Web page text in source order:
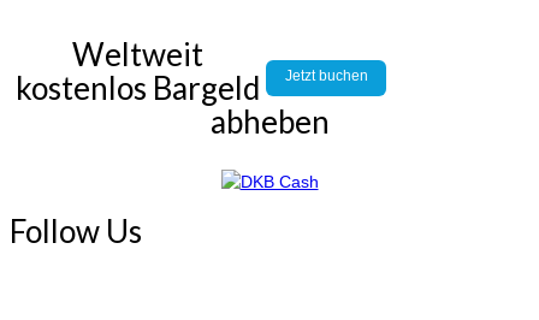
Jetzt buchen
Weltweit
kostenlos Bargeld
abheben
Follow Us